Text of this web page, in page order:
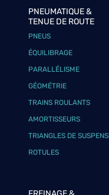
PNEUMATIQUE &
TENUE DE ROUTE
PNEUS
ÉQUILIBRAGE
PARALLÉLISME
GÉOMÉTRIE
TRAINS ROULANTS
AMORTISSEURS
TRIANGLES DE
ROTULES